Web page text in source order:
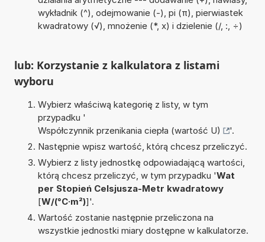
wykładnik (^), odejmowanie (-), pi (π), pierwiastek
kwadratowy (√), mnożenie (*, x) i dzielenie (/, :, ÷)
lub: Korzystanie z kalkulatora z listami
wyboru
Wybierz właściwą kategorię z listy, w tym
przypadku '
Współczynnik przenikania ciepła (wartość U)
'.
Następnie wpisz wartość, którą chcesz przeliczyć.
Wybierz z listy jednostkę odpowiadającą wartości,
którą chcesz przeliczyć, w tym przypadku 'Wat
per Stopień Celsjusza-Metr kwadratowy
[W/(°C·m²)]'.
Wartość zostanie następnie przeliczona na
wszystkie jednostki miary dostępne w kalkulatorze.